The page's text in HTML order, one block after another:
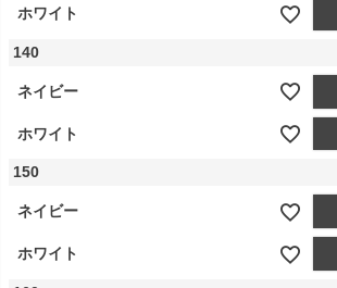
ホワイト
140
ネイビー
ホワイト
150
ネイビー
ホワイト